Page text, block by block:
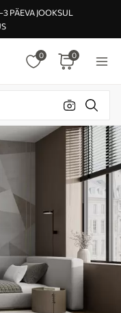
PÄEVA JOOKSUL
0 0